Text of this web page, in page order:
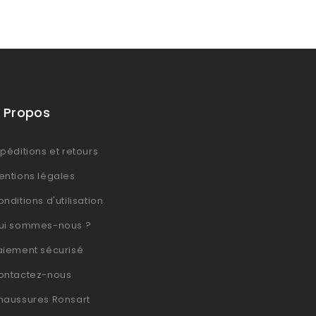
Propos
et retours
légales
d'utilisation
sommes-nous ?
sécurisé
nous
Ronsart